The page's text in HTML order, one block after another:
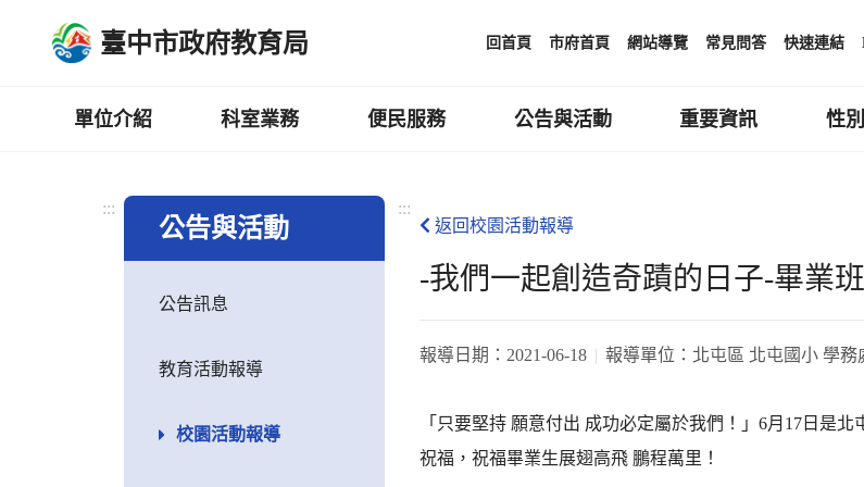
臺中市政府教育局 回首頁 市府首頁 網站導覽 常見問答 快速連結
單位介紹 科室業務 便民服務 公告與活動 重要資訊 性
:::
公告與活動
公告訊息
教育活動報導
校園活動報導
:::
返回校園活動報導
-我們一起創造奇蹟的日子-畢業
報導日期： 2021-06-18 報導單位： 北屯區 北屯國小 學務
「只要堅持 願意付出 成功必定屬於我們！」6月17日是
祝福，祝福畢業生展翅高飛 鵬程萬里！